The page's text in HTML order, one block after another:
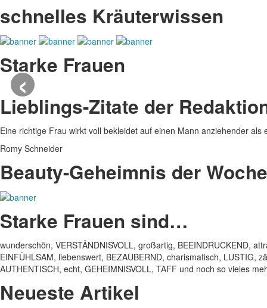
schnelles Kräuterwissen
Starke Frauen
‹
Lieblings-Zitate der
Eine richtige Frau wirkt voll bekleidet auf einen Mann anziehender als
Romy Schneider
Beauty-Geheimnis der Woche
Starke Frauen sind…
wunderschön, VERSTÄNDNISVOLL, großartig, BEEINDRUCKEND,
EINFÜHLSAM, liebenswert, BEZAUBERND, charismatisch, LUSTIG,
AUTHENTISCH, echt, GEHEIMNISVOLL, TAFF und noch so vieles
Neueste Artikel